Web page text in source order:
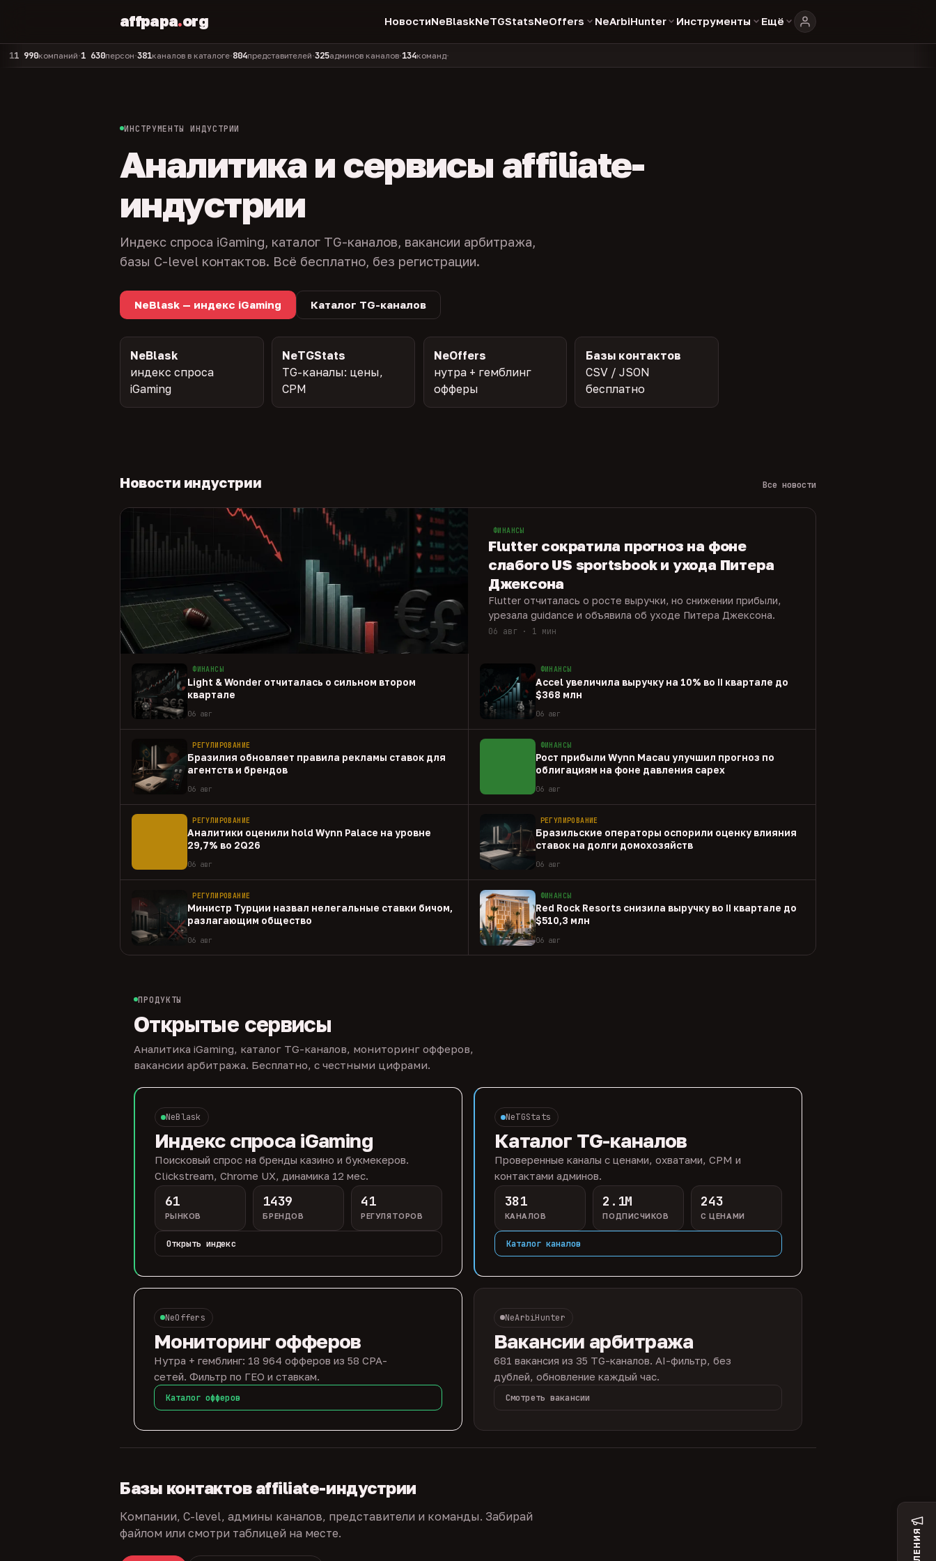
affpapa.org НовостиNeBlaskNeTGStatsNeOffers NeArbiHunter Инструменты Ещё
компаний•1 630персон•381каналов в каталоге•804представителей•325админов каналов•134команд• 11 990
ИНСТРУМЕНТЫ ИНДУСТРИИ
Аналитика и сервисы affiliate-
индустрии
Индекс спроса iGaming, каталог TG-каналов, вакансии арбитража,
базы C-level контактов. Всё бесплатно, без регистрации.
NeBlask — индекс iGaming Каталог TG-каналов
NeBlask
индекс спроса
iGaming
NeTGStats
TG-каналы: цены,
CPM
NeOffers
нутра + гемблинг
офферы
Базы контактов
CSV / JSON
бесплатно
Новости индустрии Все новости
ФИНАНСЫ
Flutter сократила прогноз на фоне
слабого US sportsbook и ухода Питера
Джексона
Flutter отчиталась о росте выручки, но снижении прибыли,
урезала guidance и объявила об уходе Питера Джексона.
06 авг · 1 мин
ФИНАНСЫ
Light & Wonder отчиталась о сильном втором
квартале
06 авг
ФИНАНСЫ
Accel увеличила выручку на 10% во II квартале до
$368 млн
06 авг
РЕГУЛИРОВАНИЕ
Бразилия обновляет правила рекламы ставок для
агентств и брендов
06 авг
ФИНАНСЫ
Рост прибыли Wynn Macau улучшил прогноз по
облигациям на фоне давления capex
06 авг
РЕГУЛИРОВАНИЕ
Аналитики оценили hold Wynn Palace на уровне
29,7% во 2Q26
06 авг
РЕГУЛИРОВАНИЕ
Бразильские операторы оспорили оценку влияния
ставок на долги домохозяйств
06 авг
РЕГУЛИРОВАНИЕ
Министр Турции назвал нелегальные ставки бичом,
разлагающим общество
06 авг
ФИНАНСЫ
Red Rock Resorts снизила выручку во II квартале до
$510,3 млн
06 авг
ПРОДУКТЫ
Открытые сервисы
Аналитика iGaming, каталог TG-каналов, мониторинг офферов,
вакансии арбитража. Бесплатно, с честными цифрами.
NeBlask
Индекс спроса iGaming
Поисковый спрос на бренды казино и букмекеров.
Clickstream, Chrome UX, динамика 12 мес.
61
РЫНКОВ
1439
БРЕНДОВ
41
РЕГУЛЯТОРОВ
Открыть индекс
NeTGStats
Каталог TG-каналов
Проверенные каналы с ценами, охватами, CPM и
контактами админов.
381
КАНАЛОВ
2.1M
ПОДПИСЧИКОВ
243
С ЦЕНАМИ
Каталог каналов
NeOffers
Мониторинг офферов
Нутра + гемблинг: 18 964 офферов из 58 CPA-
сетей. Фильтр по ГЕО и ставкам.
Каталог офферов
NeArbiHunter
Вакансии арбитража
681 вакансия из 35 TG-каналов. AI-фильтр, без
дублей, обновление каждый час.
Смотреть вакансии
Базы контактов affiliate-индустрии
Компании, C-level, админы каналов, представители и команды. Забирай
файлом или смотри таблицей на месте.